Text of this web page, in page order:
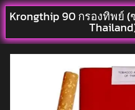
Krongthip 90 กรองทิพย์ (